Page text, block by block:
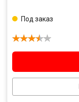
Под заказ